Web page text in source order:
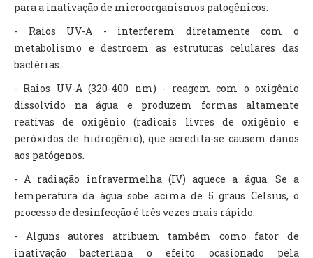
para a inativação de microorganismos patogênicos:
- Raios UV-A - interferem diretamente com o
metabolismo e destroem as estruturas celulares das
bactérias.
- Raios UV-A (320-400 nm) - reagem com o oxigênio
dissolvido na água e produzem formas altamente
reativas de oxigênio (radicais livres de oxigênio e
peróxidos de hidrogênio), que acredita-se causem danos
aos patógenos.
- A radiação infravermelha (IV) aquece a água. Se a
temperatura da água sobe acima de 5 graus Celsius, o
processo de desinfecção é três vezes mais rápido.
- Alguns autores atribuem também como fator de
inativação bacteriana o efeito ocasionado pela